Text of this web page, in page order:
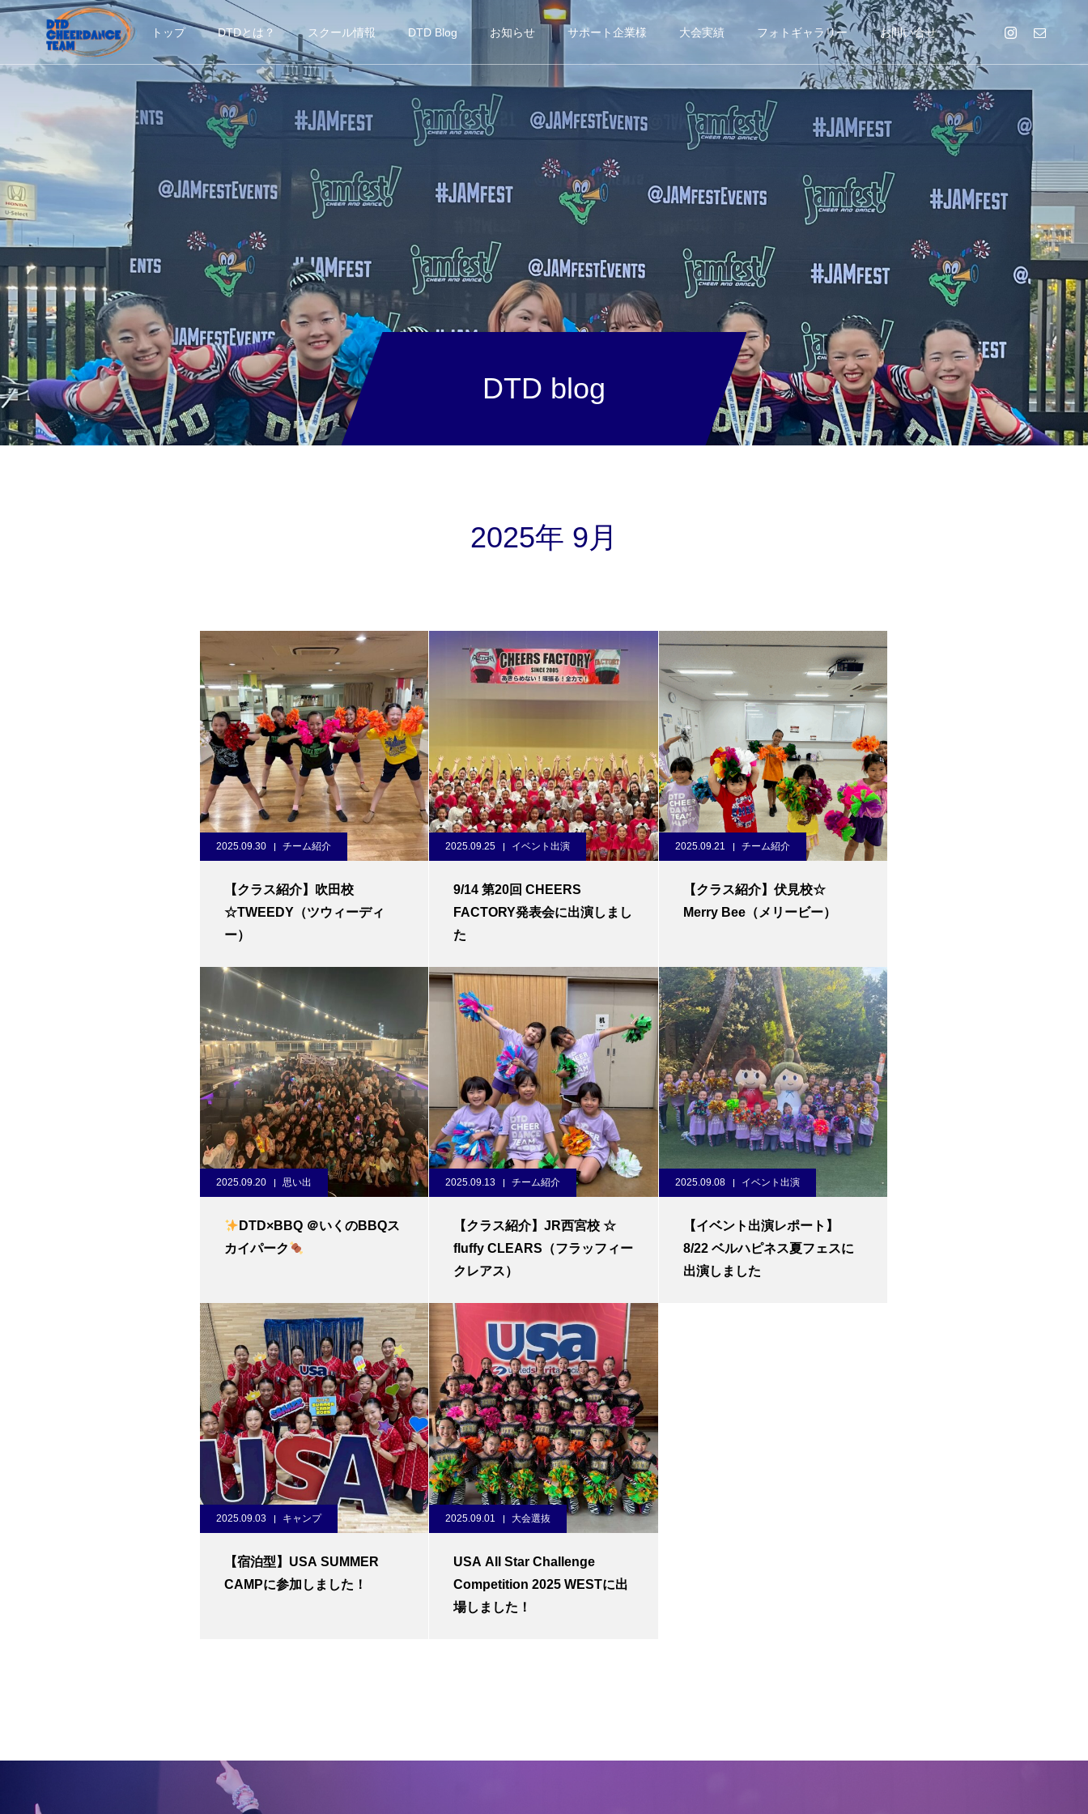
トップ DTDとは？ スクール情報 DTD Blog お知らせ サポート企業様 大会実績 フォトギャラリー お問い合せ
DTD blog
2025年 9月
2025.09.30 チーム紹介
【クラス紹介】吹田校
☆TWEEDY（ツウィーディ
ー）
2025.09.25 イベント出演
9/14 第20回 CHEERS
FACTORY発表会に出演しまし
た
2025.09.21 チーム紹介
【クラス紹介】伏見校☆
Merry Bee（メリービー）
2025.09.20 思い出
DTD×BBQ ＠いくのBBQス
カイパーク
2025.09.13 チーム紹介
【クラス紹介】JR西宮校 ☆
fluffy CLEARS（フラッフィー
クレアス）
2025.09.08 イベント出演
【イベント出演レポート】
8/22 ベルハピネス夏フェスに
出演しました
2025.09.03 キャンプ
【宿泊型】USA SUMMER
CAMPに参加しました！
2025.09.01 大会選抜
USA All Star Challenge
Competition 2025 WESTに出
場しました！